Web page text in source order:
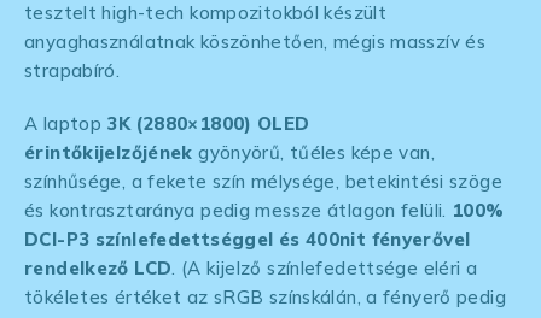
tesztelt high-tech kompozitokból készült
anyaghasználatnak köszönhetően, mégis masszív és
strapabíró.
A laptop 3K (2880×1800) OLED
érintőkijelzőjének gyönyörű, tűéles képe van,
színhűsége, a fekete szín mélysége, betekintési szöge
és kontrasztaránya pedig messze átlagon felüli. 100%
DCI-P3 színlefedettséggel és 400nit fényerővel
rendelkező LCD. (A kijelző színlefedettsége eléri a
tökéletes értéket az sRGB színskálán, a fényerő pedig